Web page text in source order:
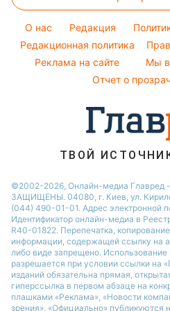
Настя Каменских
Виталий Козловский
Потап
София Ротару
Новости Тернополя
Новости Житомира
Новости Одессы
Новости Харькова
Красивый маникюр
Легкие десерты
Напитки
Праздничное меню
Оптические иллюзии
Народные приметы
Все о шоу-бизнесе
O нас Редакция
Редакционная политика
Реклама на сайте
Мы в
Отчет о
ТВОЙ
©2002-2026, Онлайн-медиа Главред -
ЗАЩИЩЕНЫ. 04080, г. Киев, ул.
(044) 490-01-01. Адрес электронной
Идентификатор онлайн-медиа в
R40-01822. Перепечатка,
информации, содержащей ссылку на
либо виде запрещено. Использование
разрешается при условии ссылки на
изданий обязательна прямая,
гиперссылка в первом абзаце на
плашками «Реклама», «Новости
зрения», «Официально» публикуются